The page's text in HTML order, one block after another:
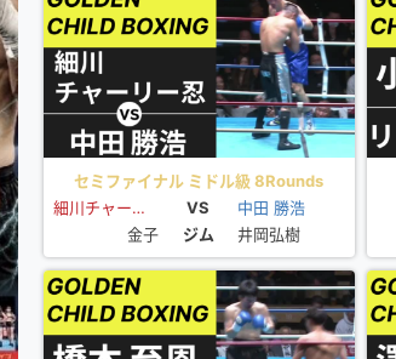
セミファイナル ミドル級 8Rounds
細川チャーリー忍
VS
中田 勝浩
金子
ジム 井岡弘樹